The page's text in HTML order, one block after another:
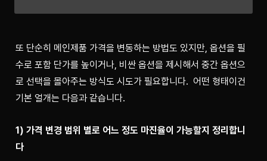
또 단순히 메인제품 가격을 변동하는 방법도 있지만, 옵션을 필
수로 포함 단가를 높이거나, 비싼 옵션을 제시해서 중간 옵션으
로 선택을 몰아주는 방식도 시도가 필요합니다.  어떤 형태이건
기본 얼개는 다음과 같습니다.
1) 가격 변경 범위 별로 어느 정도 마진율이 가능할지 정리합니
다